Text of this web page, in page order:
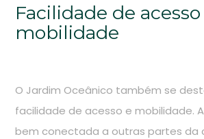
Facilidade de acesso
mobilidade
O Jardim Oceânico também se
facilidade de acesso e mobilidade.
bem conectada a outras partes da